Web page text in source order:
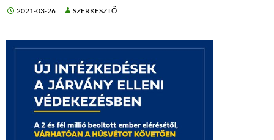
2021-03-26 SZERKESZTŐ